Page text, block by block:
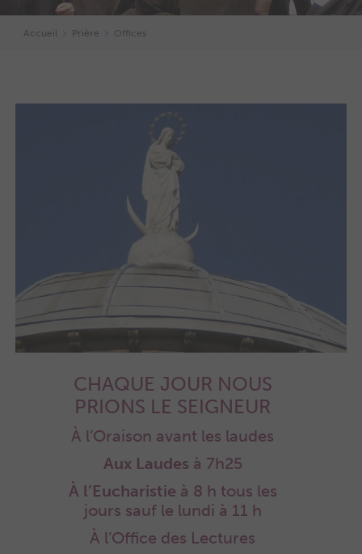
Accueil Prière Offices
CHAQUE JOUR NOUS
PRIONS LE SEIGNEUR
À l’Oraison avant les laudes
Aux Laudes à 7h25
À l’Eucharistie à 8 h tous les
jours sauf le lundi à 11 h
À l’Office des Lectures